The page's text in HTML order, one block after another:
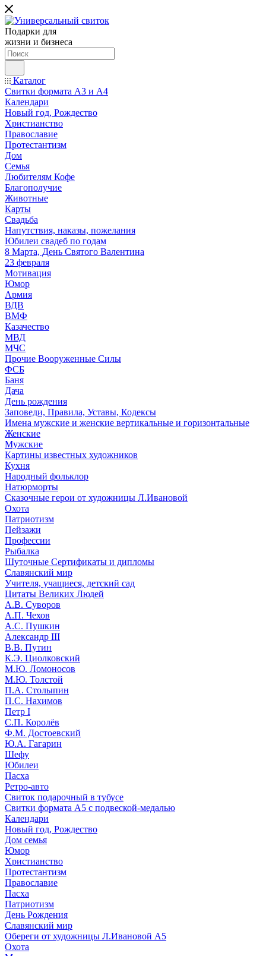
Подарки для
жизни и бизнеса
Каталог
Свитки формата А3 и А4
Календари
Новый год, Рождество
Христианство
Православие
Протестантизм
Дом
Семья
Любителям Кофе
Благополучие
Животные
Карты
Свадьба
Напутствия, наказы, пожелания
Юбилеи свадеб по годам
8 Марта, День Святого Валентина
23 февраля
Мотивация
Юмор
Армия
ВДВ
ВМФ
Казачество
МВД
МЧС
Прочие Вооруженные Силы
ФСБ
Баня
Дача
День рождения
Заповеди, Правила, Уставы, Кодексы
Имена мужские и женские вертикальные и горизонтальные
Женские
Мужские
Картины известных художников
Кухня
Народный фольклор
Натюрморты
Сказочные герои от художницы Л.Ивановой
Охота
Патриотизм
Пейзажи
Профессии
Рыбалка
Шуточные Сертификаты и дипломы
Славянский мир
Учителя, учащиеся, детский сад
Цитаты Великих Людей
А.В. Суворов
А.П. Чехов
А.С. Пушкин
Александр III
В.В. Путин
К.Э. Циолковский
М.Ю. Ломоносов
М.Ю. Толстой
П.А. Столыпин
П.С. Нахимов
Петр I
С.П. Королёв
Ф.М. Достоевский
Ю.А. Гагарин
Шефу
Юбилеи
Пасха
Ретро-авто
Свиток подарочный в тубусе
Свитки формата А5 с подвеской-медалью
Календари
Новый год, Рождество
Дом семья
Юмор
Христианство
Протестантизм
Православие
Пасха
Патриотизм
День Рождения
Славянский мир
Обереги от художницы Л.Ивановой А5
Охота